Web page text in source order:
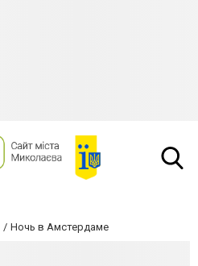
Ночь в Амстердаме